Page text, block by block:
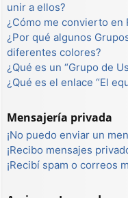
unir a ellos?
¿Cómo me convierto en
¿Por qué algunos
diferentes colores?
¿Qué es un “Grupo de
¿Qué es el enlace “El
Mensajería privada
¡No puedo enviar un
¡Recibo mensajes
¡Recibí spam o correos